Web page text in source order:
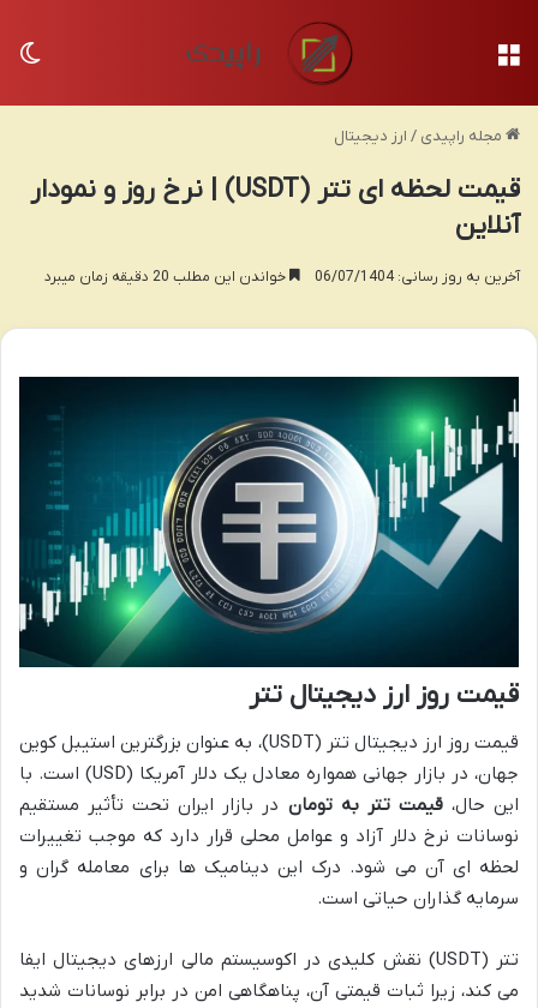
مجله راپیدی / ارز دیجیتال
قیمت لحظه ای تتر (USDT) | نرخ روز و نمودار
آنلاین
آخرین به روز رسانی: 06/07/1404 خواندن این مطلب 20 دقیقه زمان میبرد
قیمت روز ارز دیجیتال تتر
قیمت روز ارز دیجیتال تتر (USDT)، به عنوان بزرگترین استیبل کوین
جهان، در بازار جهانی همواره معادل یک دلار آمریکا (USD) است. با
این حال،قیمت تتر به تومان در بازار ایران تحت تأثیر مستقیم
نوسانات نرخ دلار آزاد و عوامل محلی قرار دارد که موجب تغییرات
لحظه ای آن می شود. درک این دینامیک ها برای معامله گران و
سرمایه گذاران حیاتی است.
تتر (USDT) نقش کلیدی در اکوسیستم مالی ارزهای دیجیتال ایفا
می کند، زیرا ثبات قیمتی آن، پناهگاهی امن در برابر نوسانات شدید